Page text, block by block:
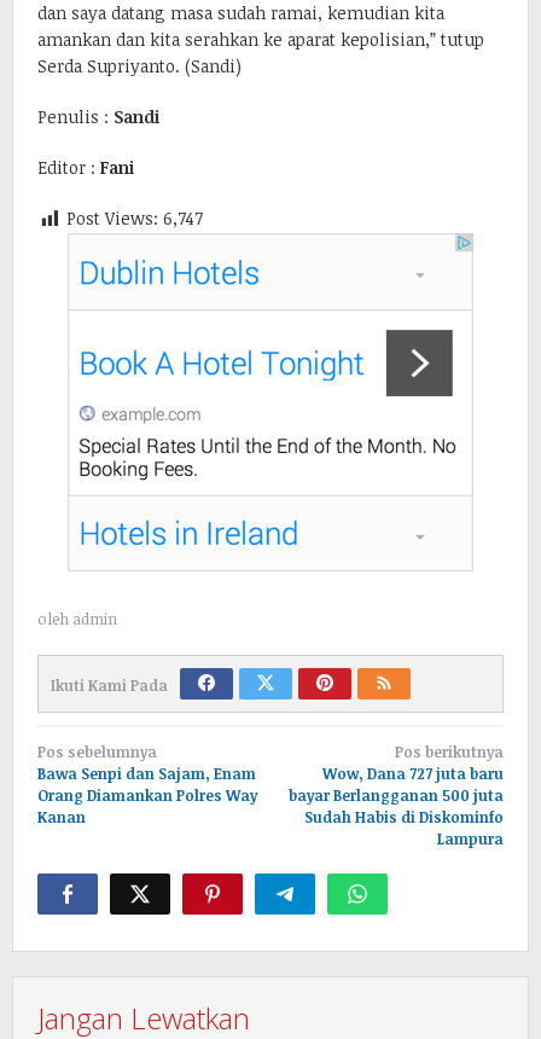
dan saya datang masa sudah ramai, kemudian kita
amankan dan kita serahkan ke aparat kepolisian,” tutup
Serda Supriyanto. (Sandi)
Penulis : Sandi
Editor : Fani
Post Views: 6,747
oleh admin
Ikuti Kami Pada
Navigasi
pos
Pos sebelumnya
Bawa Senpi dan Sajam, Enam
Orang Diamankan Polres Way
Kanan
Pos berikutnya
Wow, Dana 727 juta baru
bayar Berlangganan 500 juta
Sudah Habis di Diskominfo
Lampura
Jangan Lewatkan